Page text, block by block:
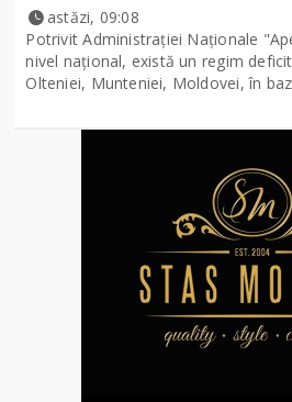
astăzi, 09:08
Potrivit Administraţiei Naţionale
nivel naţional, există un regim
Olteniei, Munteniei, Moldovei, în